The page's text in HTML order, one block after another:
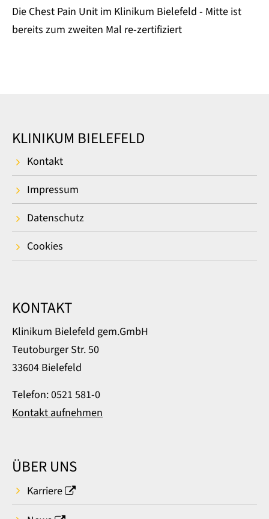
Die Chest Pain Unit im Klinikum Bielefeld - Mitte ist
bereits zum zweiten Mal re-zertifiziert
KLINIKUM BIELEFELD
Kontakt
Impressum
Datenschutz
Cookies
KONTAKT
Klinikum Bielefeld gem.GmbH
Teutoburger Str. 50
33604 Bielefeld
Telefon: 0521 581-0
Kontakt aufnehmen
ÜBER UNS
Karriere